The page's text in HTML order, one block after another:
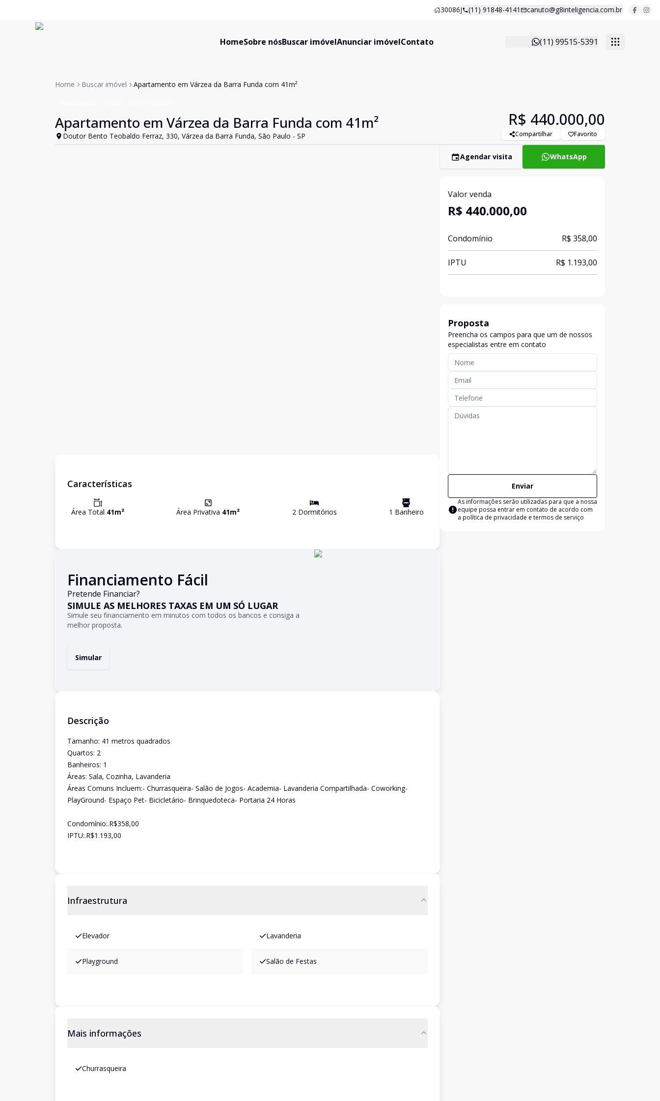
30086J (11) 91848-4141 canuto@g8inteligencia.com.br
HomeSobre nósBuscar imóvelAnunciar imóvelContato (11) 99515-5391
Home Buscar imóvel Apartamento em Várzea da Barra Funda com 41m²
Apartamento em Várzea da Barra Funda com 41m²
Doutor Bento Teobaldo Ferraz, 330, Várzea da Barra Funda, São Paulo - SP
R$ 440.000,00
Compartilhar Favorito
Características
Área Total 41m² Área Privativa 41m² 2Dormitórios 1 Banheiro
Financiamento Fácil
Pretende Financiar?
SIMULE AS MELHORES TAXAS EM UM SÓ LUGAR
Simule seu financiamento em minutos com todos os bancos e consiga a
melhor proposta.
Simular
Descrição
Tamanho: 41 metros quadrados
Quartos: 2
Banheiros: 1
Áreas: Sala, Cozinha, Lavanderia
Áreas Comuns Incluem:- Churrasqueira- Salão de Jogos- Academia- Lavanderia Compartilhada- Coworking-
PlayGround- Espaço Pet- Bicicletário- Brinquedoteca- Portaria 24 Horas
Condomínio:.R$358,00
IPTU:.R$1.193,00
Infraestrutura
Elevador Lavanderia
Playground Salão de Festas
Mais informações
Churrasqueira
Agendar visita WhatsApp
Valor venda
R$ 440.000,00
Condomínio R$ 358,00
IPTU R$ 1.193,00
Proposta
Preencha os campos para que um de nossos
especialistas entre em contato
Enviar
As informações serão utilizadas para que a nossa
equipe possa entrar em contato de acordo com
a política de privacidade e termos de serviço